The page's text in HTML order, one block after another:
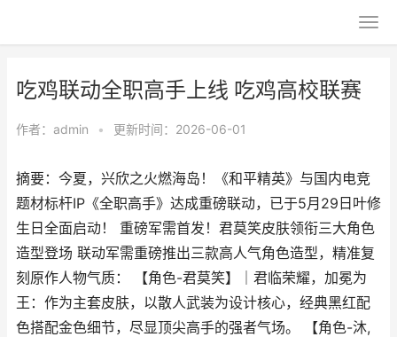
吃鸡联动全职高手上线 吃鸡高校联赛
作者： admin • 更新时间：2026-06-01
摘要：今夏，兴欣之火燃海岛！《和平精英》与国内电竞
题材标杆IP《全职高手》达成重磅联动，已于5月29日叶修
生日全面启动！ 重磅军需首发！君莫笑皮肤领衔三大角色
造型登场 联动军需重磅推出三款高人气角色造型，精准复
刻原作人物气质： 【角色-君莫笑】｜君临荣耀，加冕为
王：作为主套皮肤，以散人武装为设计核心，经典黑红配
色搭配金色细节，尽显顶尖高手的强者气场。 【角色-沐,